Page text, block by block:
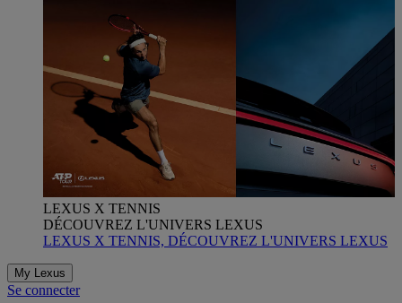
LEXUS X TENNIS
DÉCOUVREZ L'UNIVERS LEXUS
LEXUS X TENNIS, DÉCOUVREZ L'UNIVERS LEXUS
My Lexus
Se connecter